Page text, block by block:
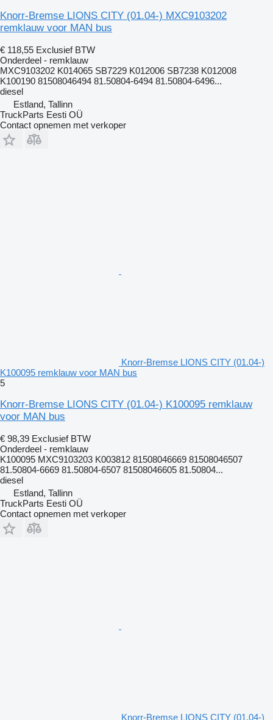
Knorr-Bremse LIONS CITY (01.04-) MXC9103202
remklauw voor MAN bus
€ 118,55 Exclusief BTW
Onderdeel - remklauw
MXC9103202 K014065 SB7229 K012006 SB7238 K012008
K100190 81508046494 81.50804-6494 81.50804-6496...
diesel
Estland, Tallinn
TruckParts Eesti OÜ
Contact opnemen met verkoper
Knorr-Bremse LIONS CITY (01.04-)
K100095 remklauw voor MAN bus
5
Knorr-Bremse LIONS CITY (01.04-) K100095 remklauw
voor MAN bus
€ 98,39 Exclusief BTW
Onderdeel - remklauw
K100095 MXC9103203 K003812 81508046669 81508046507
81.50804-6669 81.50804-6507 81508046605 81.50804...
diesel
Estland, Tallinn
TruckParts Eesti OÜ
Contact opnemen met verkoper
Knorr-Bremse LIONS CITY (01.04-)